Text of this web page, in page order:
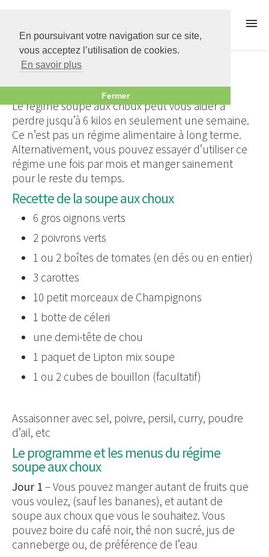
En poursuivant votre navigation sur ce site,
vous acceptez l’utilisation de cookies.
En savoir plus
Fermer
Forums
FAQ
Régime soupe aux choux : recette et
programme
Le régime soupe aux choux peut vous aider à
perdre jusqu’à 6 kilos en seulement une semaine.
Ce n’est pas un régime alimentaire à long terme.
Alternativement, vous pouvez essayer d’utiliser ce
régime une fois par mois et manger sainement
pour le reste du temps.
Recette de la soupe aux choux
6 gros oignons verts
2 poivrons verts
1 ou 2 boîtes de tomates (en dés ou en entier)
3 carottes
10 petit morceaux de Champignons
1 botte de céleri
une demi-tête de chou
1 paquet de Lipton mix soupe
1 ou 2 cubes de bouillon (facultatif)
Assaisonner avec sel, poivre, persil, curry, poudre
d’ail, etc
Le programme et les menus du régime
soupe aux choux
Jour 1 – Vous pouvez manger autant de fruits que
vous voulez, (sauf les bananes), et autant de
soupe aux choux que vous le souhaitez. Vous
pouvez boire du café noir, thé non sucré, jus de
canneberge ou, de préférence de l’eau